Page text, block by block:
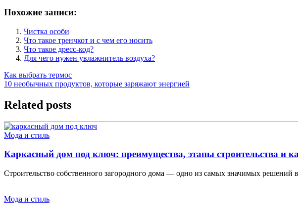
Похожие записи:
Чистка особи
Что такое тренчкот и с чем его носить
Что такое дресс-код?
Для чего нужен увлажнитель воздуха?
Навигация
по
записям
Как выбрать термос
10 необычных продуктов, которые заряжают энергией
Related posts
Мода и стиль
Каркасный дом под ключ: преимущества, этапы строительства и
Строительство собственного загородного дома — одно из самых значимых
Мода и стиль